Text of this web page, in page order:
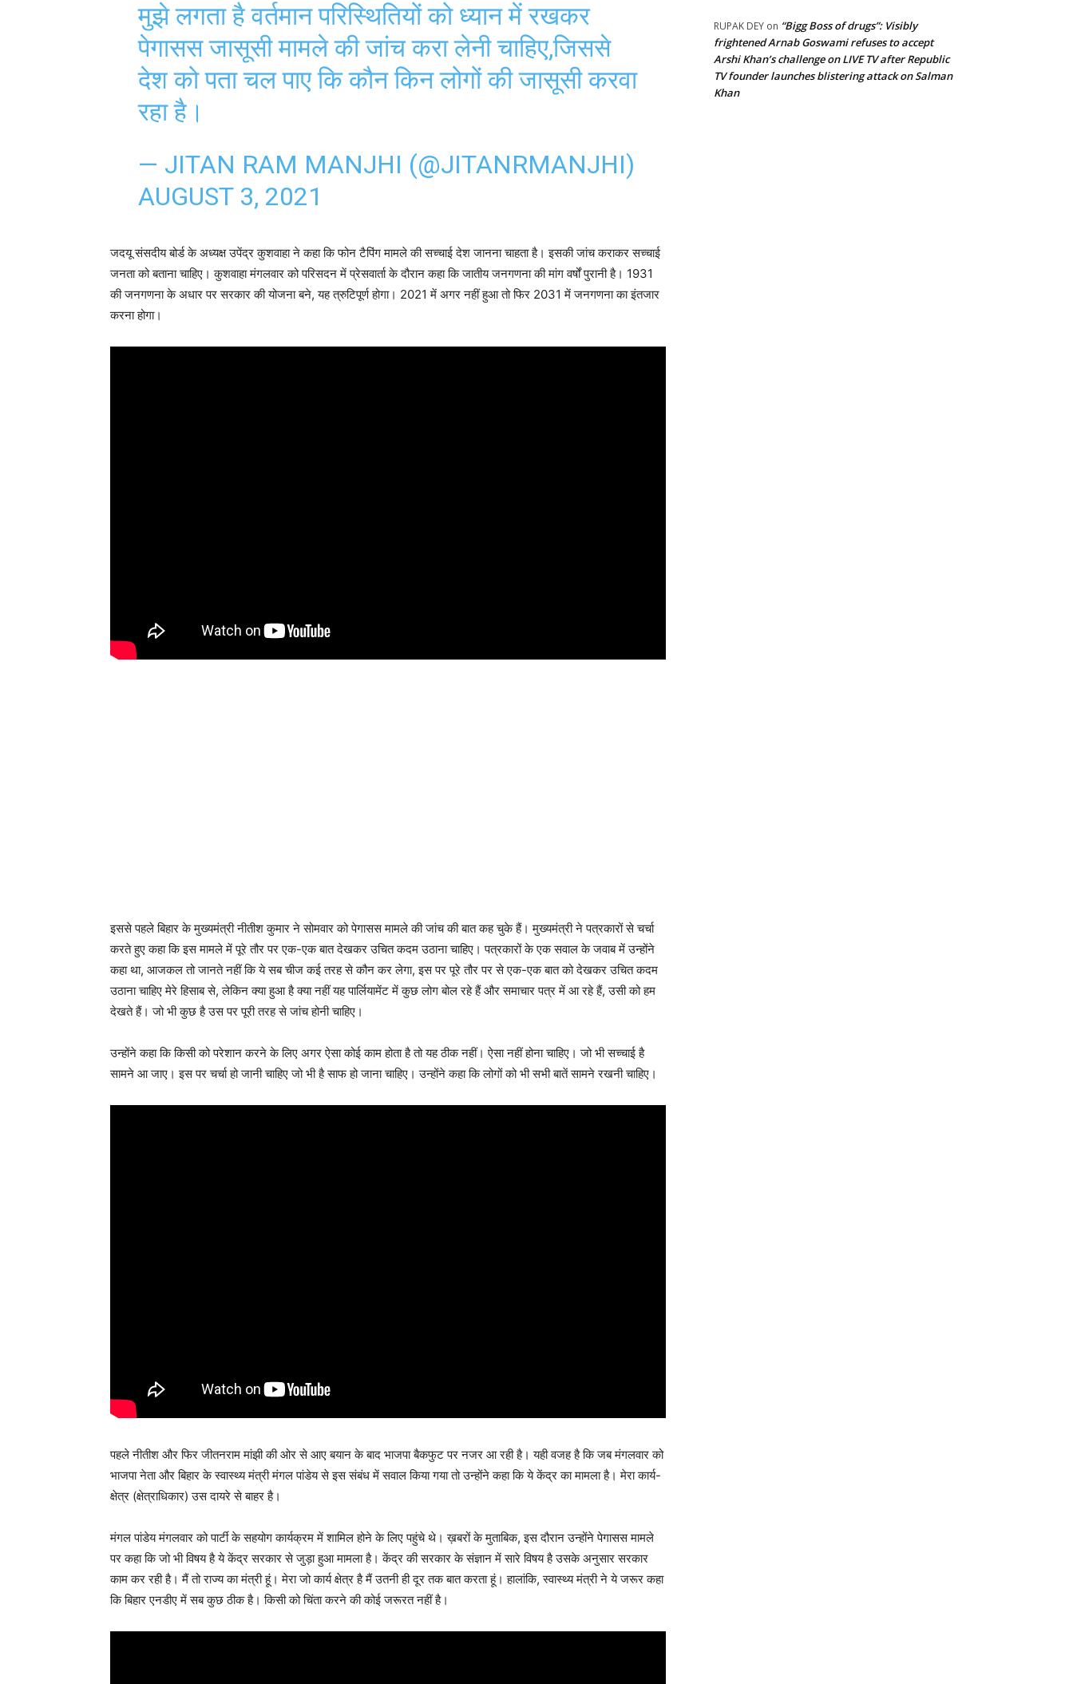
मुझे लगता है वर्तमान परिस्थितियों को ध्यान में रखकर
पेगासस जासूसी मामले की जांच करा लेनी चाहिए,जिससे
देश को पता चल पाए कि कौन किन लोगों की जासूसी करवा
रहा है।
— JITAN RAM MANJHI (@JITANRMANJHI)
AUGUST 3, 2021
जदयू संसदीय बोर्ड के अध्यक्ष उपेंद्र कुशवाहा ने कहा कि फोन टैपिंग मामले की सच्चाई देश जानना चाहता है। इसकी जांच कराकर सच्चाई
जनता को बताना चाहिए। कुशवाहा मंगलवार को परिसदन में प्रेसवार्ता के दौरान कहा कि जातीय जनगणना की मांग वर्षों पुरानी है। 1931
की जनगणना के अधार पर सरकार की योजना बने, यह त्रुटिपूर्ण होगा। 2021 में अगर नहीं हुआ तो फिर 2031 में जनगणना का इंतजार
करना होगा।
इससे पहले बिहार के मुख्यमंत्री नीतीश कुमार ने सोमवार को पेगासस मामले की जांच की बात कह चुके हैं। मुख्यमंत्री ने पत्रकारों से चर्चा
करते हुए कहा कि इस मामले में पूरे तौर पर एक-एक बात देखकर उचित कदम उठाना चाहिए। पत्रकारों के एक सवाल के जवाब में उन्होंने
कहा था, आजकल तो जानते नहीं कि ये सब चीज कई तरह से कौन कर लेगा, इस पर पूरे तौर पर से एक-एक बात को देखकर उचित कदम
उठाना चाहिए मेरे हिसाब से, लेकिन क्या हुआ है क्या नहीं यह पार्लियामेंट में कुछ लोग बोल रहे हैं और समाचार पत्र में आ रहे हैं, उसी को हम
देखते हैं। जो भी कुछ है उस पर पूरी तरह से जांच होनी चाहिए।
उन्होंने कहा कि किसी को परेशान करने के लिए अगर ऐसा कोई काम होता है तो यह ठीक नहीं। ऐसा नहीं होना चाहिए। जो भी सच्चाई है
सामने आ जाए। इस पर चर्चा हो जानी चाहिए जो भी है साफ हो जाना चाहिए। उन्होंने कहा कि लोगों को भी सभी बातें सामने रखनी चाहिए।
पहले नीतीश और फिर जीतनराम मांझी की ओर से आए बयान के बाद भाजपा बैकफुट पर नजर आ रही है। यही वजह है कि जब मंगलवार को
भाजपा नेता और बिहार के स्वास्थ्य मंत्री मंगल पांडेय से इस संबंध में सवाल किया गया तो उन्होंने कहा कि ये केंद्र का मामला है। मेरा कार्य-
क्षेत्र (क्षेत्राधिकार) उस दायरे से बाहर है।
मंगल पांडेय मंगलवार को पार्टी के सहयोग कार्यक्रम में शामिल होने के लिए पहुंचे थे। ख़बरों के मुताबिक, इस दौरान उन्होंने पेगासस मामले
पर कहा कि जो भी विषय है ये केंद्र सरकार से जुड़ा हुआ मामला है। केंद्र की सरकार के संज्ञान में सारे विषय है उसके अनुसार सरकार
काम कर रही है। मैं तो राज्य का मंत्री हूं। मेरा जो कार्य क्षेत्र है मैं उतनी ही दूर तक बात करता हूं। हालांकि, स्वास्थ्य मंत्री ने ये जरूर कहा
कि बिहार एनडीए में सब कुछ ठीक है। किसी को चिंता करने की कोई जरूरत नहीं है।
RUPAK DEY on “Bigg Boss of drugs”: Visibly
frightened Arnab Goswami refuses to accept
Arshi Khan’s challenge on LIVE TV after Republic
TV founder launches blistering attack on Salman
Khan